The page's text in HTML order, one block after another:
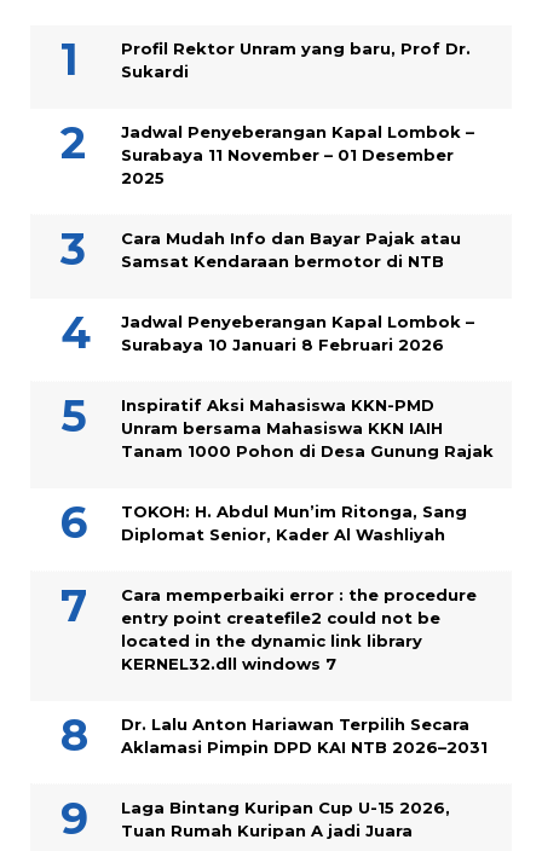
Profil Rektor Unram yang baru, Prof Dr.
Sukardi
Jadwal Penyeberangan Kapal Lombok –
Surabaya 11 November – 01 Desember
2025
Cara Mudah Info dan Bayar Pajak atau
Samsat Kendaraan bermotor di NTB
Jadwal Penyeberangan Kapal Lombok –
Surabaya 10 Januari 8 Februari 2026
Inspiratif Aksi Mahasiswa KKN-PMD
Unram bersama Mahasiswa KKN IAIH
Tanam 1000 Pohon di Desa Gunung Rajak
TOKOH: H. Abdul Mun’im Ritonga, Sang
Diplomat Senior, Kader Al Washliyah
Cara memperbaiki error : the procedure
entry point createfile2 could not be
located in the dynamic link library
KERNEL32.dll windows 7
Dr. Lalu Anton Hariawan Terpilih Secara
Aklamasi Pimpin DPD KAI NTB 2026–2031
Laga Bintang Kuripan Cup U-15 2026,
Tuan Rumah Kuripan A jadi Juara